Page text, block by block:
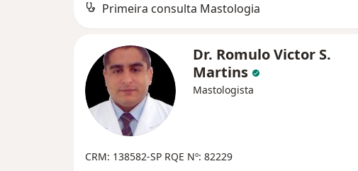
Primeira consulta Mastologia
Dr. Romulo Victor S.
Martins
Mastologista
CRM: 138582-SP RQE Nº: 82229